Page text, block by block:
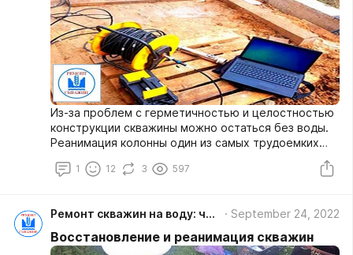
быстро и гладко, стоит заказать услуги по
капитальному ремонту скважину
специализированной компании.
Из-за проблем с герметичностью и целостностью
конструкции скважины можно остаться без воды.
Реанимация колонны один из самых трудоемких
возникшую проблему. Ее своевременная
серьёзной проблемы. Нужно обратить внимание на
первые признаки неисправности. Иначе
потребуется капитальный ремонт.
1 12 3 597
Ремонт скважин на воду: что надо знать об их очистке, обустройстве, обслуживании, диагностике September 24, 2022
Восстановление и реанимация скважин